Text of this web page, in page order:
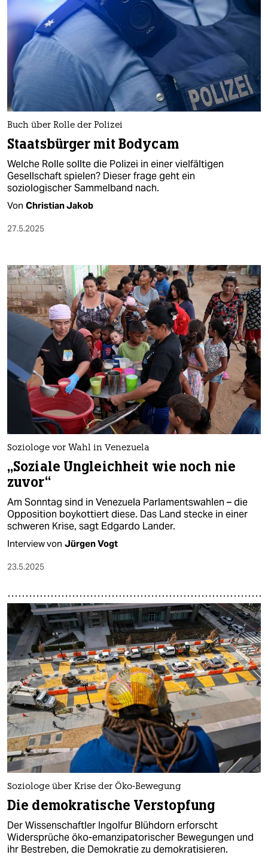
Buch über Rolle der Polizei
Staatsbürger mit Bodycam
Welche Rolle sollte die Polizei in einer vielfältigen
Gesellschaft spielen? Dieser frage geht ein
soziologischer Sammelband nach.
Von Christian Jakob
27.5.2025
Soziologe vor Wahl in Venezuela
„Soziale Ungleichheit wie noch nie
zuvor“
Am Sonntag sind in Venezuela Parlamentswahlen – die
Opposition boykottiert diese. Das Land stecke in einer
schweren Krise, sagt Edgardo Lander.
Interview von Jürgen Vogt
23.5.2025
Soziologe über Krise der Öko-Bewegung
Die demokratische Verstopfung
Der Wissenschaftler Ingolfur Blühdorn erforscht
Widersprüche öko-emanzipatorischer Bewegungen und
ihr Bestreben, die Demokratie zu demokratisieren.